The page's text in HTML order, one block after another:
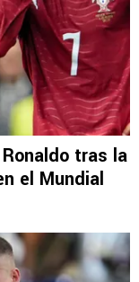
tras la
el Mundial